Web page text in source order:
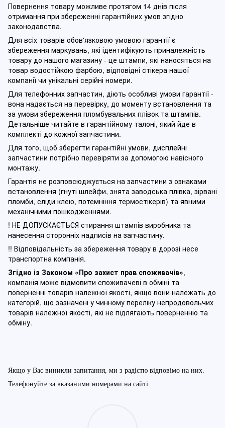
Повернення товару можливе протягом 14 днів після
отримання при збереженні гарантійних умов згідно
законодавства.
Для всіх товарів обов'язковою умовою гарантії є
збереження маркувань, які ідентифікують приналежність
товару до нашого магазину - це штампи, які наносяться на
товар водостійкою фарбою, відповідні стікера нашої
компанії чи унікальні серійні номери.
Для телефонних запчастин, діють особливі умови гарантії -
вона надається на перевірку, до моменту встановлення та
за умови збереження пломбувальних плівок та штампів.
Детальніше читайте в гарантійному талоні, який йде в
комплекті до кожної запчастини.
Для того, щоб зберегти гарантійні умови, дисплейні
запчастини потрібно перевіряти за допомогою навісного
монтажу.
Гарантія не розповсюджується на запчастини з ознаками
встановлення (гнуті шлейфи, знята заводська плівка, зірвані
пломби, сліди клею, потемніння термостікерів) та явними
механічними пошкодженнями.
! НЕ ДОПУСКАЄТЬСЯ стирання штампів виробника та
нанесення сторонніх надписів на запчастину.
!! Відповідальність за збереження товару в дорозі несе
транспортна компанія.
Згідно із Законом «Про захист прав споживачів»,
компанія може відмовити споживачеві в обміні та
поверненні товарів належної якості, якщо вони належать до
категорій, що зазначені у чинному переліку непродовольчих
товарів належної якості, які не підлягають поверненню та
обміну.
Якщо у Вас виникли запитання, ми з радістю відповімо на них.
Телефонуйте за вказаними номерами на сайті.